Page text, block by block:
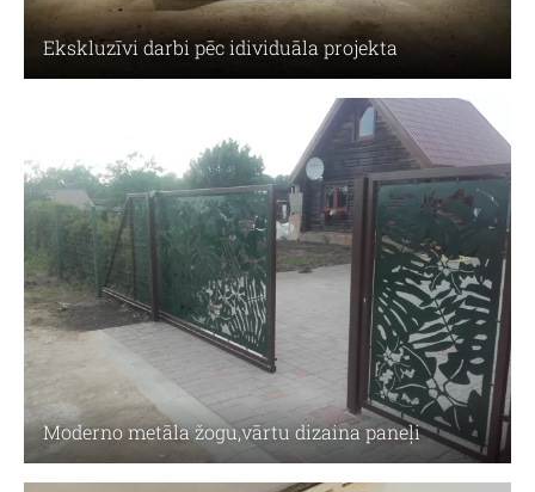
Ekskluzīvi darbi pēc idividuāla projekta
Moderno metāla žogu,vārtu dizaina paneļi